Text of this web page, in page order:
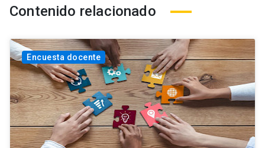
Contenido relacionado
Encuesta docente